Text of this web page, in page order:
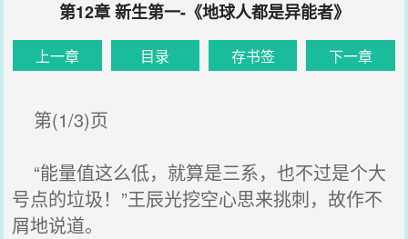
第12章 新生第一-《地球人都是异能者》
上一章 目录 存书签 下一章
第(1/3)页
“能量值这么低，就算是三系，也不过是个大
号点的垃圾！”王辰光挖空心思来挑刺，故作不
屑地说道。